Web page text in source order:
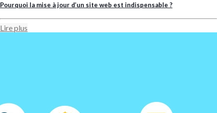
Pourquoi la mise à jour d’un site web est indispensable ?
Lire plus